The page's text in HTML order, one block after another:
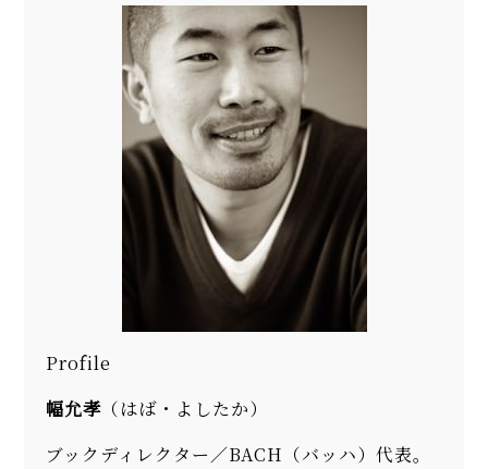
Profile
幅允孝 （はば・よしたか）
ブックディレクター／BACH（バッハ）代表。